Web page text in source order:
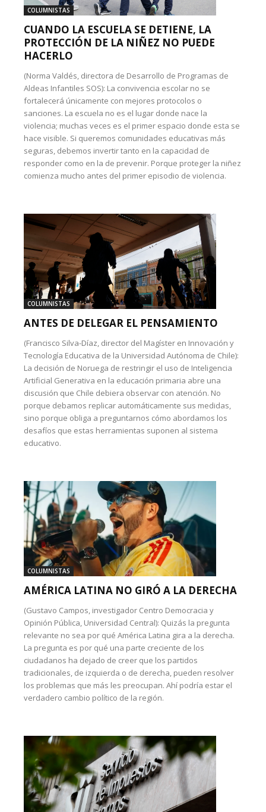
COLUMNISTAS
CUANDO LA ESCUELA SE DETIENE, LA
PROTECCIÓN DE LA NIÑEZ NO PUEDE
HACERLO
(Norma Valdés, directora de Desarrollo de Programas de
Aldeas Infantiles SOS): La convivencia escolar no se
fortalecerá únicamente con mejores protocolos o
sanciones. La escuela no es el lugar donde nace la
violencia; muchas veces es el primer espacio donde esta se
hace visible. Si queremos comunidades educativas más
seguras, debemos invertir tanto en la capacidad de
responder como en la de prevenir. Porque proteger la niñez
comienza mucho antes del primer episodio de violencia.
COLUMNISTAS
ANTES DE DELEGAR EL PENSAMIENTO
(Francisco Silva-Díaz, director del Magíster en Innovación y
Tecnología Educativa de la Universidad Autónoma de Chile):
La decisión de Noruega de restringir el uso de Inteligencia
Artificial Generativa en la educación primaria abre una
discusión que Chile debiera observar con atención. No
porque debamos replicar automáticamente sus medidas,
sino porque obliga a preguntarnos cómo abordamos los
desafíos que estas herramientas suponen al sistema
educativo.
COLUMNISTAS
AMÉRICA LATINA NO GIRÓ A LA DERECHA
(Gustavo Campos, investigador Centro Democracia y
Opinión Pública, Universidad Central): Quizás la pregunta
relevante no sea por qué América Latina gira a la derecha.
La pregunta es por qué una parte creciente de los
ciudadanos ha dejado de creer que los partidos
tradicionales, de izquierda o de derecha, pueden resolver
los problemas que más les preocupan. Ahí podría estar el
verdadero cambio político de la región.